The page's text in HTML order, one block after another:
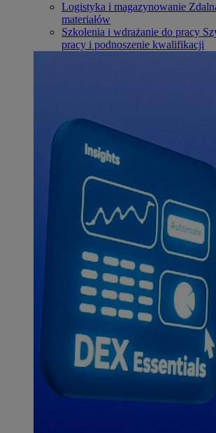
Logistyka i magazynowanie
materiałów
Szkolenia i wdrażanie do pracy
pracy i podnoszenie kwalifikacji